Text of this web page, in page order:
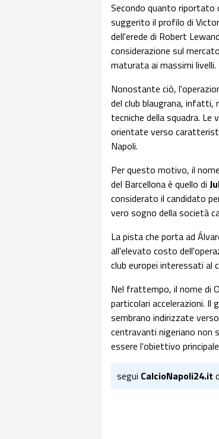
Secondo quanto riportato
suggerito il profilo di Victor
dell'erede di Robert
considerazione sul
maturata ai massimi livelli.
Nonostante ciò,
del club blaugrana, infatti,
tecniche della squadra.
orientate verso
Napoli.
Per questo motivo, il
del Barcellona è quello di
considerato il candidato
vero sogno della società
La pista che porta ad
all'elevato costo
club europei interessati al
Nel frattempo, il nome di
particolari accelerazioni. Il
sembrano indirizzate
centravanti nigeriano non
essere l'obiettivo
segui CalcioNapoli24.it